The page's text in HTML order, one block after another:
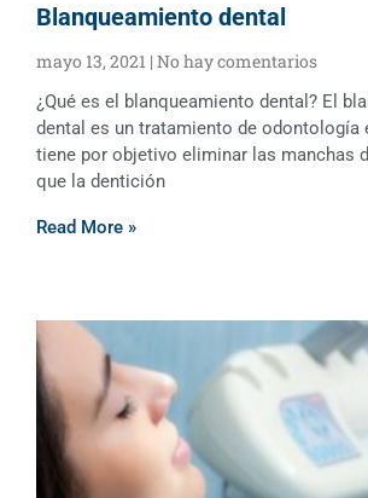
Blanqueamiento dental
mayo 13, 2021 No hay comentarios
¿Qué es el blanqueamiento dental? El
dental es un tratamiento de odontología
tiene por objetivo eliminar las manchas
que la dentición
Read More »